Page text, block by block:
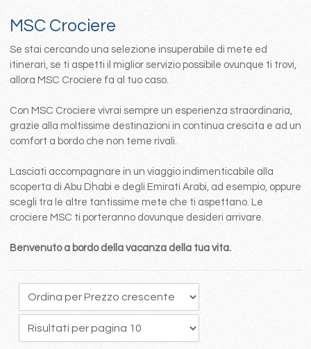
MSC Crociere
Se stai cercando una selezione insuperabile di mete ed
itinerari, se ti aspetti il miglior servizio possibile ovunque ti trovi,
allora MSC Crociere fa al tuo caso.
Con MSC Crociere vivrai sempre un esperienza straordinaria,
grazie alla moltissime destinazioni in continua crescita e ad un
comfort a bordo che non teme rivali.
Lasciati accompagnare in un viaggio indimenticabile alla
scoperta di Abu Dhabi e degli Emirati Arabi, ad esempio, oppure
scegli tra le altre tantissime mete che ti aspettano. Le
crociere MSC ti porteranno dovunque desideri arrivare.
Benvenuto a bordo della vacanza della tua vita.